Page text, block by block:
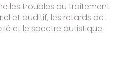
les troubles du traitement
et auditif, les retards de
et le spectre autistique.